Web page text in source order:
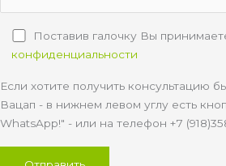
Поставив галочку Вы
конфиденциальности
Если хотите получить консультацию
Вацап - в нижнем левом углу есть
WhatsApp!" - или на телефон +7